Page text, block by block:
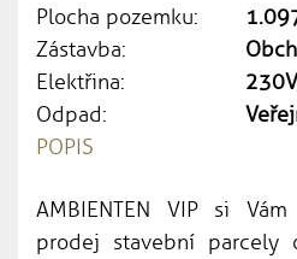
Plocha pozemku:
Zástavba:
Elektřina:
Odpad:
POPIS
AMBIENTEN VIP si
prodej stavební parcely